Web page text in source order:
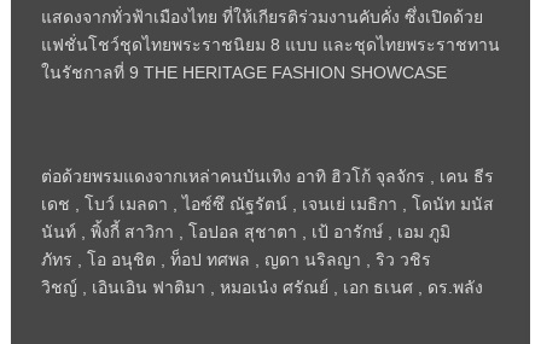
แสดงจากทั่วฟ้าเมืองไทย ที่ให้เกียรติร่วมงานคับคั่ง ซึ่งเปิดด้วย
แฟชั่นโชว์ชุดไทยพระราชนิยม 8 แบบ และชุดไทยพระราชทาน
ในรัชกาลที่ 9 THE HERITAGE FASHION SHOWCASE
ต่อด้วยพรมแดงจากเหล่าคนบันเทิง อาทิ ฮิวโก้ จุลจักร
เคน ธีร
เดช
โบว์ เมลดา ,ไอซ์ซึ ณัฐรัตน์ เจนเย่ เมธิกา
โดนัท มนัส
นันท์
พิ้งกี้ สาวิกา โอปอล สุชาตา เป้ อารักษ์
เอม ภูมิ
ภัทร
โอ อนุชิต ท็อป ทศพล ญดา นริลญา
ริว วชิร
วิชญ์
เอินเอิน ฟาติมา หมอเน๋ง ศรัณย์ เอก ธเนศ ดร.พลัง